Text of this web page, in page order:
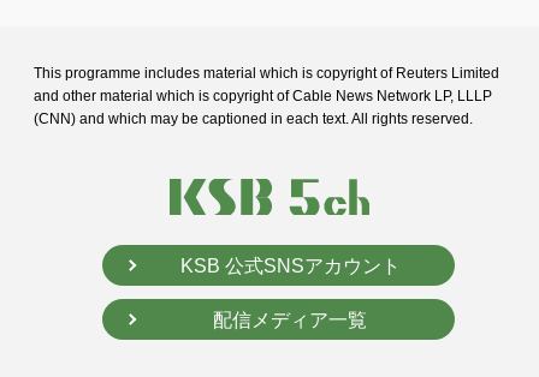
This programme includes material which is copyright of Reuters Limited
and other material which is copyright of Cable News Network LP, LLLP
(CNN) and which may be captioned in each text. All rights reserved.
KSB 公式SNSアカウント
配信メディア一覧